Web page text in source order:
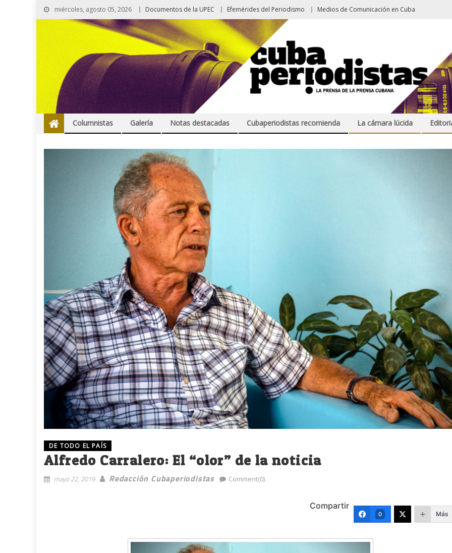
miércoles, agosto 05, 2026 Documentos de la UPEC Efemérides del Periodismo Medios de Comunicación en Cuba
Columnistas Galería Notas destacadas Cubaperiodistas recomienda La cámara lúcida
DE TODO EL PAÍS
Alfredo Carralero: El “olor” de la noticia
mayo 22, 2019 Redacción Cubaperiodistas Comment(0)
Compartir
0 Más